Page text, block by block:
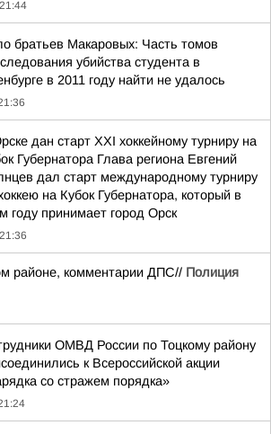
21:44
братьев Макаровых: Часть томов
убийства студента в
в 2011 году найти не удалось
дан старт XXI хоккейному турниру на
Губернатора Глава региона Евгений
дал старт международному турниру
на Кубок Губернатора, который в
году принимает город Орск
21:36
районе, комментарии ДПС// Полиция
ОМВД России по Тоцкому району
к Всероссийской акции
со стражем порядка»